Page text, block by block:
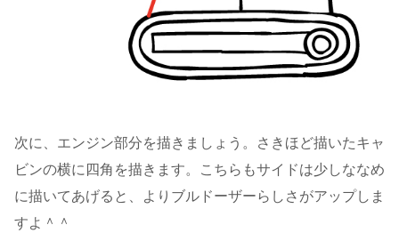
次に、エンジン部分を描きましょう。さきほど描いたキャ
ビンの横に四角を描きます。こちらもサイドは少しななめ
に描いてあげると、よりブルドーザーらしさがアップしま
すよ＾＾